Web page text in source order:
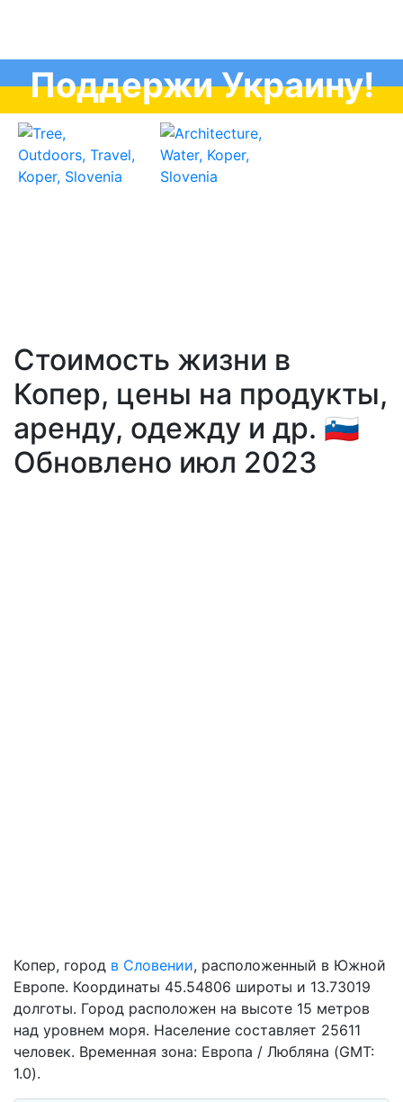
Поддержи Украину!
Стоимость жизни в
Копер, цены на продукты,
аренду, одежду и др. 🇸🇮
Обновлено июл 2023
Копер, город в Словении, расположенный в Южной
Европе. Координаты 45.54806 широты и 13.73019
долготы. Город расположен на высоте 15 метров
над уровнем моря. Население составляет 25611
человек. Временная зона: Европа / Любляна (GMT:
1.0).